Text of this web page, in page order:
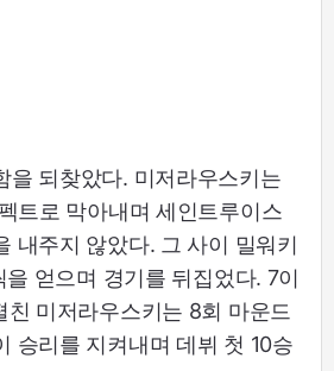
을 되찾았다. 미저라우스키는
트로 막아내며 세인트루이스
내주지 않았다. 그 사이 밀워키
을 얻으며 경기를 뒤집었다. 7이
친 미저라우스키는 8회 마운드
승리를 지켜내며 데뷔 첫 10승